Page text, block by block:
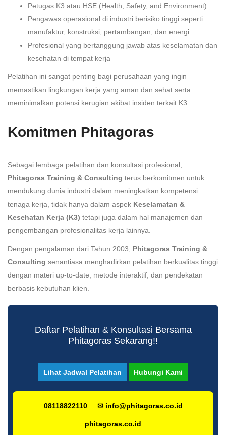
Petugas K3 atau HSE (Health, Safety, and Environment)
Pengawas operasional di industri berisiko tinggi seperti
manufaktur, konstruksi, pertambangan, dan energi
Profesional yang bertanggung jawab atas keselamatan dan
kesehatan di tempat kerja
Pelatihan ini sangat penting bagi perusahaan yang ingin
memastikan lingkungan kerja yang aman dan sehat serta
meminimalkan potensi kerugian akibat insiden terkait K3.
Komitmen Phitagoras
Sebagai lembaga pelatihan dan konsultasi profesional,
Phitagoras Training & Consulting terus berkomitmen untuk
mendukung dunia industri dalam meningkatkan kompetensi
tenaga kerja, tidak hanya dalam aspek Keselamatan &
Kesehatan Kerja (K3) tetapi juga dalam hal manajemen dan
pengembangan profesionalitas kerja lainnya.
Dengan pengalaman dari Tahun 2003, Phitagoras Training &
Consulting senantiasa menghadirkan pelatihan berkualitas tinggi
dengan materi up-to-date, metode interaktif, dan pendekatan
berbasis kebutuhan klien.
Daftar Pelatihan & Konsultasi Bersama
Phitagoras Sekarang!!
Lihat Jadwal Pelatihan Hubungi Kami
08118822110 ✉ info@phitagoras.co.id
phitagoras.co.id